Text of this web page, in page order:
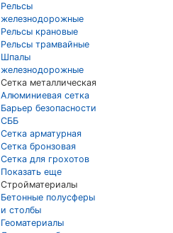
Рельсы
железнодорожные
Рельсы крановые
Рельсы трамвайные
Шпалы
железнодорожные
Сетка металлическая
Алюминиевая сетка
Барьер безопасности
СББ
Сетка арматурная
Сетка бронзовая
Сетка для грохотов
Показать еще
Стройматериалы
Бетонные полусферы
и столбы
Геоматериалы